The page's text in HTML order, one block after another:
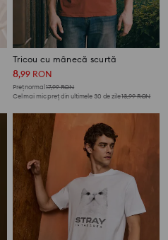
Tricou cu mânecă scurtă
8,99 RON
Preț normal17,99RON
Cel mai mic preț din ultimele 30 de zile13,99RON